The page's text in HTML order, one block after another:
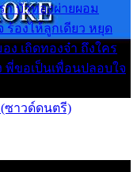
บัวทองผ่ายผอม
ร้องไห้ลูกเดียว หยุด
ง เถิดทองจ๋า ถึงใคร
พี่ขอเป็นเพื่อนปลอบใจ
ซาวด์ดนตรี)